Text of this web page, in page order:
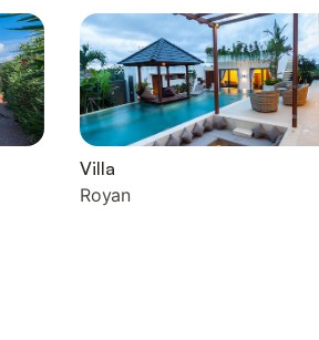
Villa
Royan